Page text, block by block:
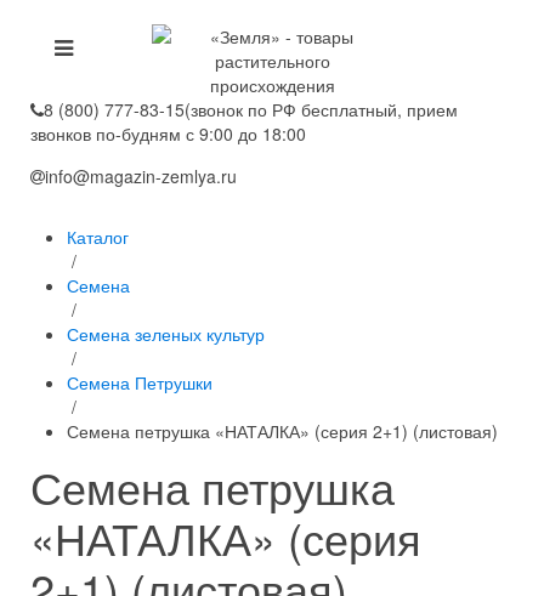
8 (800) 777-83-15(звонок по РФ бесплатный, прием
звонков по-будням с 9:00 до 18:00
info@magazin-zemlya.ru
Каталог
/
Семена
/
Семена зеленых культур
/
Семена Петрушки
/
Семена петрушка «НАТАЛКА» (серия 2+1) (листовая)
Семена петрушка
«НАТАЛКА» (серия